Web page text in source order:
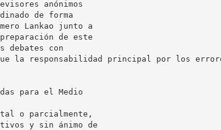
anónimos
de forma
Lankao junto a
de este
debates con
la responsabilidad principal por los
para el Medio
o parcialmente,
y sin ánimo de